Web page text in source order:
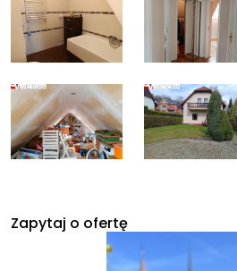
Zapytaj o ofertę